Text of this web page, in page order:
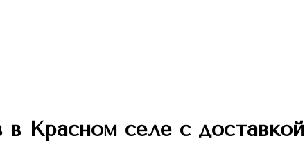
Красном селе с доставкой